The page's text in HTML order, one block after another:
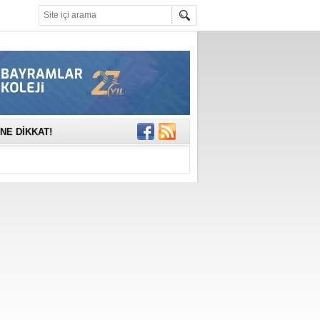
anlamlı
DİKKAT!